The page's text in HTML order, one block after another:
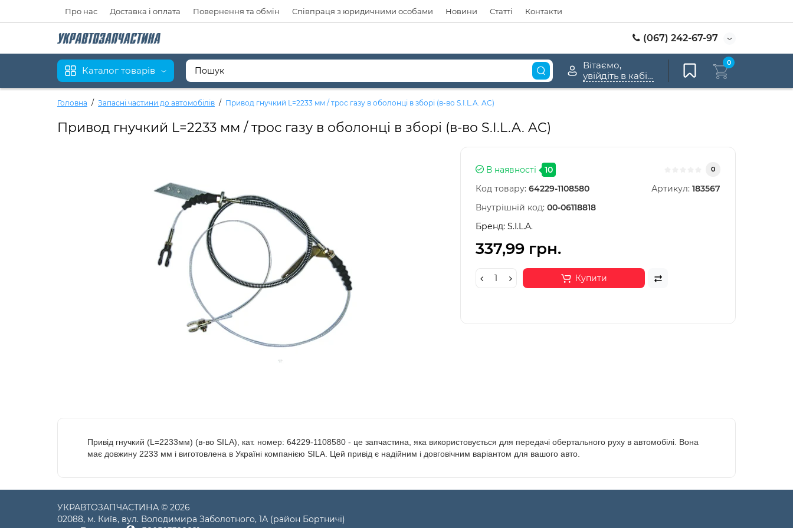
Про нас Доставка і оплата Повернення та обмін Співпраця з юридичними особами Новини Статті Контакти
(067) 242-67-97
Каталог товарів
Вітаємо,
увійдіть в кабінет
0
Головна Запасні частини до автомобілів Привод гнучкий L=2233 мм / трос газу в оболонці в зборі (в-во S.I.L.A. AC)
Привод гнучкий L=2233 мм / трос газу в оболонці в зборі (в-во S.I.L.A. AC)
В наявності 10 0
Код товару: 64229-1108580 Артикул: 183567
Внутрішній код: 00-06118818
Бренд: S.I.L.A.
337,99 грн.
Купити
Привід гнучкий (L=2233мм) (в-во SILA), кат. номер: 64229-1108580 - це запчастина, яка використовується для передачі обертального руху в автомобілі. Вона
має довжину 2233 мм і виготовлена в Україні компанією SILA. Цей привід є надійним і довговічним варіантом для вашого авто.
УКРАВТОЗАПЧАСТИНА © 2026
02088, м. Київ, вул. Володимира Заболотного, 1А (район Бортничі)